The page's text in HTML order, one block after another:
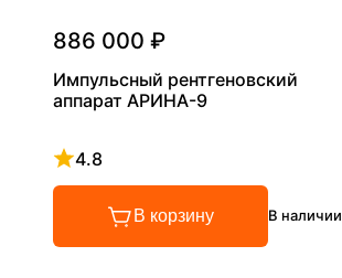
886 000 ₽
Импульсный рентгеновский
аппарат АРИНА-9
4.8
Рейтинг 4.8 из 5
В корзину В наличии